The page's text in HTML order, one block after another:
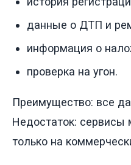
данные о ДТП и
информация о
проверка на угон.
Преимущество: все
Недостаток: сервисы
только на